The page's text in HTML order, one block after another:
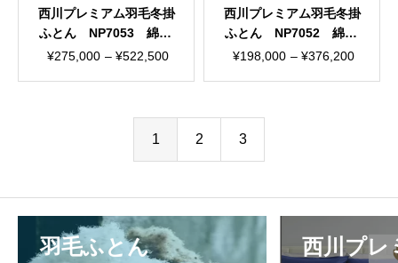
西川プレミアム羽毛冬掛
ふとん NP7053 綿10
0％ 100ラムコサテ
¥275,000 – ¥522,500
価
¥275,000
¥522,500
西川プレミアム羽毛冬掛
ふとん NP7052 綿10
0％ 80ラムコサテン
¥198,000 – ¥376,200
価
1 2 3
羽毛ふとん 西川プレ